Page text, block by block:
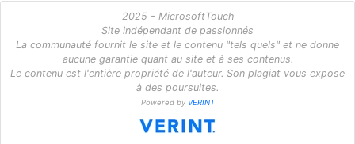
2025 - MicrosoftTouch
Site indépendant de passionnés
La communauté fournit le site et le contenu "tels quels" et ne donne
aucune garantie quant au site et à ses contenus.
Le contenu est l'entière propriété de l'auteur. Son plagiat vous expose
à des poursuites.
Powered by VERINT